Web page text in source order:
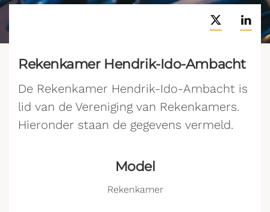
Rekenkamer Hendrik-Ido-Ambacht
De Rekenkamer Hendrik-Ido-Ambacht is
lid van de Vereniging van Rekenkamers.
Hieronder staan de gegevens vermeld.
Model
Rekenkamer